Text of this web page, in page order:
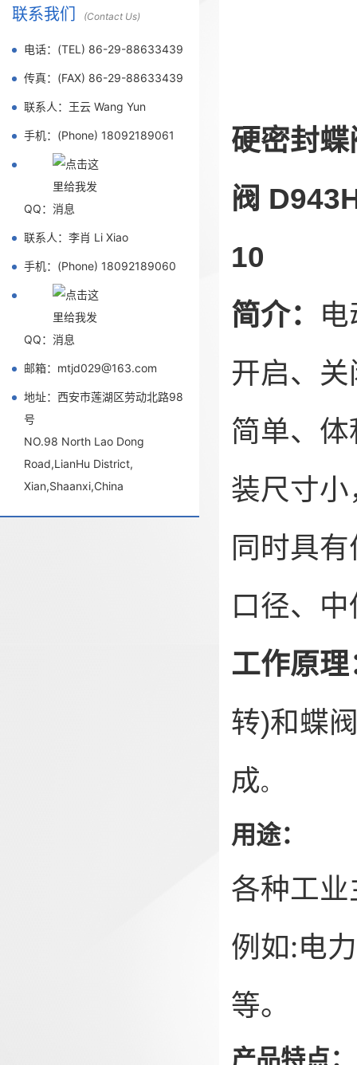
联系我们 (Contact Us)
电话：(TEL) 86-29-88633439
传真：(FAX) 86-29-88633439
联系人：王云 Wang Yun
手机：(Phone) 18092189061
QQ：
联系人：李肖 Li Xiao
手机：(Phone) 18092189060
QQ：
邮箱：mtjd029@163.com
地址：西安市莲湖区劳动北路98
号
NO.98 North Lao Dong
Road,LianHu District,
Xian,Shaanxi,China
硬密封
阀
10
简介：
开启、
简单、
装尺寸
同时具
口径、
工作原理
转)和蝶
成。
用途：
各种工
例如:电
等。
产品特点：